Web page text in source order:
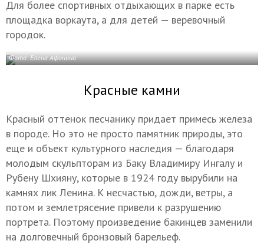
Для более спортивных отдыхающих в парке есть
площадка воркаута, а для детей — веревочный
городок.
Фото: Елена Афонина
Красные камни
Красный оттенок песчанику придает примесь железа
в породе. Но это не просто памятник природы, это
еще и объект культурного наследия — благодаря
молодым скульпторам из Баку Владимиру Ингалу и
Рубену Шхияну, которые в 1924 году вырубили на
камнях лик Ленина. К несчастью, дожди, ветры, а
потом и землетрясение привели к разрушению
портрета. Поэтому произведение бакинцев заменили
на долговечный бронзовый барельеф.